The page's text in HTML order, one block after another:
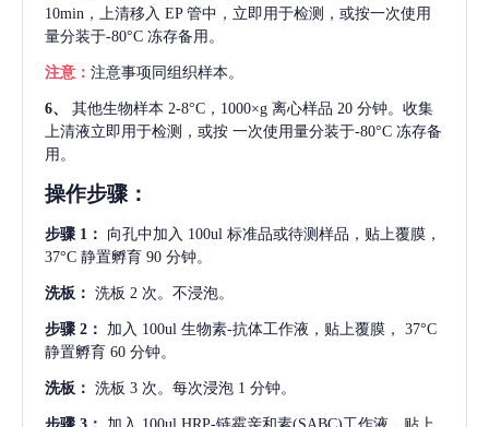
10min，上清移入 EP 管中，立即用于检测，或按一次使用
量分装于-80°C 冻存备用。
注意： 注意事项同组织样本。
6、 其他生物样本 2-8°C，1000×g 离心样品 20 分钟。收集
上清液立即用于检测，或按 一次使用量分装于-80°C 冻存备
用。
操作步骤：
步骤 1： 向孔中加入 100ul 标准品或待测样品，贴上覆膜，
37°C 静置孵育 90 分钟。
洗板： 洗板 2 次。不浸泡。
步骤 2： 加入 100ul 生物素-抗体工作液，贴上覆膜， 37°C
静置孵育 60 分钟。
洗板： 洗板 3 次。每次浸泡 1 分钟。